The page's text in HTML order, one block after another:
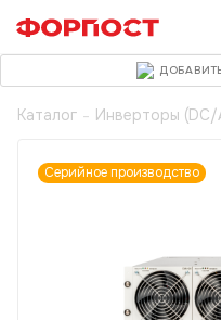
Каталог - Инверторы (DC/
Серийное производство